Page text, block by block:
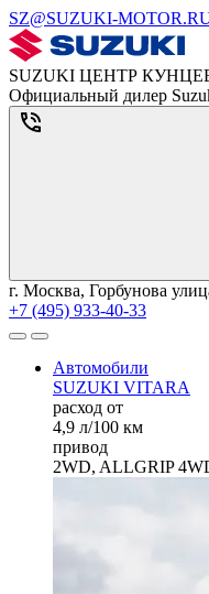
SZ@SUZUKI-
SUZUKI ЦЕНТР
Официальный дилер
г. Москва, Горбунова
+7 (495) 933-40-33
Автомобили
SUZUKI VITARA
расход от
4,9 л/100 км
привод
2WD, ALLGRIP